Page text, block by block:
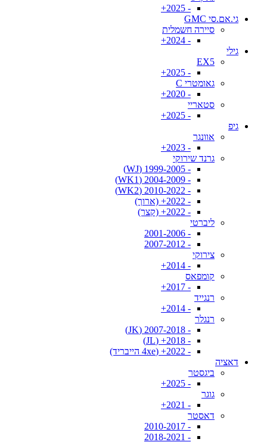
- 2025+
גי.אם.סי GMC
סיירה חשמלית
- 2024+
גילי
EX5
- 2025+
גאומטרי C
- 2020+
סטאריי
- 2025+
גיפ
אוונגר
- 2023+
גרנד שירוקי
- 1999-2005 (WJ)
- 2004-2009 (WK1)
- 2010-2022 (WK2)
- 2022+ (ארוך)
- 2022+ (קצר)
ליברטי
- 2001-2006
- 2007-2012
צירוקי
- 2014+
קומפאס
- 2017+
רנגייד
- 2014+
רנגלר
- 2007-2018 (JK)
- 2018+ (JL)
- 2022+ (4xe הייבריד)
דאציה
ביגסטר
- 2025+
גוגר
- 2021+
דאסטר
- 2010-2017
- 2018-2021